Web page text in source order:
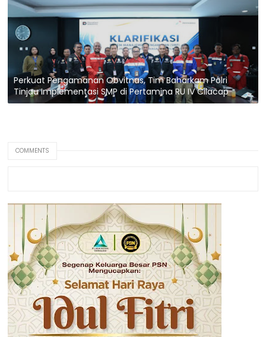
Perkuat Pengamanan Obvitnas, Tim Baharkam Polri
Tinjau Implementasi SMP di Pertamina RU IV Cilacap
COMMENTS